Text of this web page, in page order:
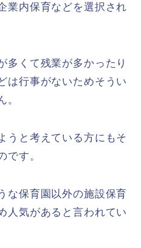
業内保育などを選択され
多くて残業が多かったり
は行事がないためそうい
。
うと考えている方にもそ
です。
な保育園以外の施設保育
人気があると言われてい